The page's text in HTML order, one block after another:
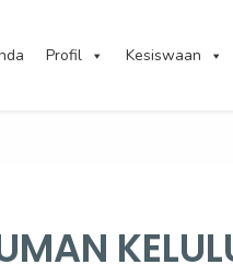
Profil Kesiswaan